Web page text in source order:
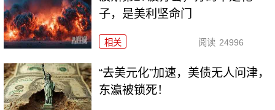
子，是美利坚命门
相关 阅读 24996
“去美元化”加速，美债无人问津，
东瀛被锁死！